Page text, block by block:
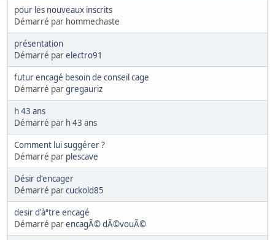
pour les nouveaux inscrits
Démarré par hommechaste
présentation
Démarré parelectro91
futur encagé besoin de conseil cage
Démarré pargregauriz
h 43 ans
Démarré par h 43 ans
Comment lui suggérer ?
Démarré par plescave
Désir d'encager
Démarré parcuckold85
desir d'àªtre encagé
Démarré parencagÃ© dÃ©vouÃ©